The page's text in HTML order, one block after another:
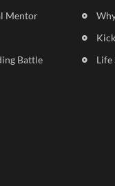
Mentor
Battle
Life